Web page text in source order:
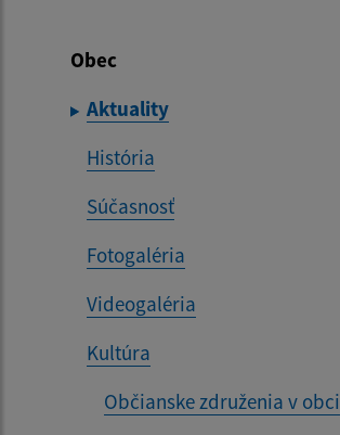
Obec
Aktuality
História
Súčasnosť
Fotogaléria
Videogaléria
Kultúra
Občianske združenia v obci